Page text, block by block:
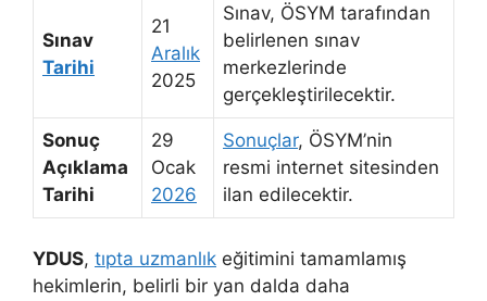
Sınav
Tarihi
21
Aralık
2025
Sınav, ÖSYM tarafından
belirlenen sınav
merkezlerinde
gerçekleştirilecektir.
Sonuç
Açıklama
Tarihi
29
Ocak
2026
Sonuçlar, ÖSYM’nin
resmi internet sitesinden
ilan edilecektir.
YDUS, tıpta uzmanlık eğitimini tamamlamış
hekimlerin, belirli bir yan dalda daha